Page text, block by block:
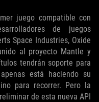
juego compatible con
de juegos
Space Industries, Oxide
al proyecto Mantle y
tendrán soporte para
está haciendo su
para recorrer. Pero la
de esta nueva API